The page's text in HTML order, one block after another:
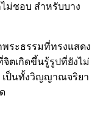
ม่ชอบ สำหรับบาง
ระธรรมที่ทรงแสดง
จิตเกิดขึ้นรู้รูปที่ยังไม่
เป็นทั้งวิญญาณจริยา